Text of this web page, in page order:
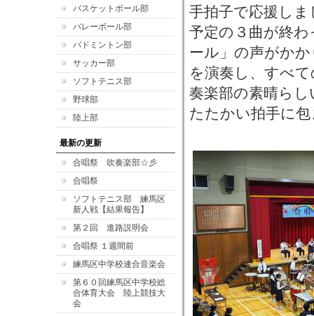
バスケットボール部
バレーボール部
バドミントン部
サッカー部
ソフトテニス部
野球部
陸上部
最新の更新
合唱祭 吹奏楽部☆彡
合唱祭
ソフトテニス部 練馬区
新人戦【結果報告】
第２回 進路説明会
合唱祭 １週間前
練馬区中学校連合音楽会
第６０回練馬区中学校総
合体育大会 陸上競技大
会
手拍子で応援しま
予定の３曲が終
ール」の声がか
を演奏し、すべ
奏楽部の素晴ら
たたかい拍手に